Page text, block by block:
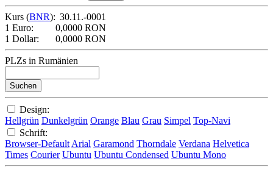
Kurs (BNR): 30.11.-0001
1 Euro:
0,0000 RON
1 Dollar:
0,0000 RON
PLZs in Rumänien
Design:
Hellgrün Dunkelgrün Orange Blau Grau Simpel Top-Navi
Schrift:
Browser-Default Arial Garamond Thorndale Verdana Helvetica
Times Courier Ubuntu Ubuntu Condensed Ubuntu Mono